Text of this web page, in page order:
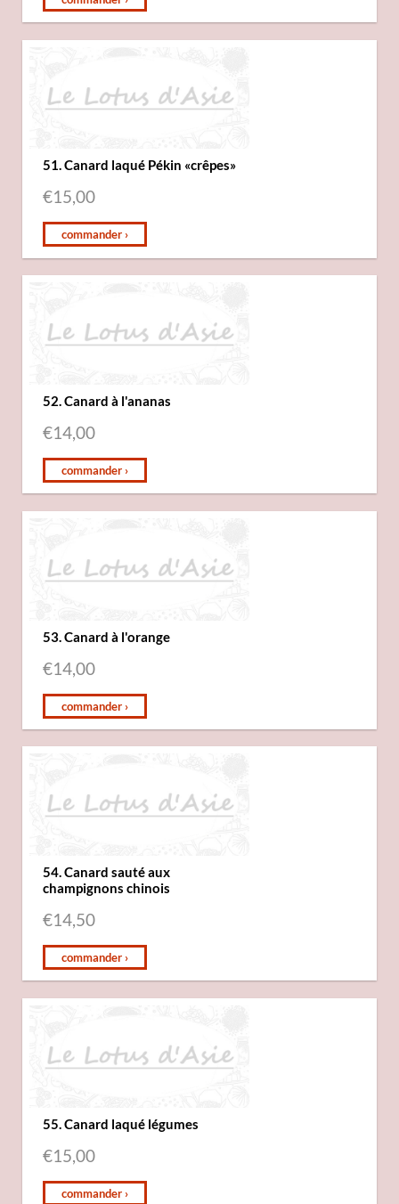
51. Canard laqué Pékin «crêpes»
€15,00
commander ›
52. Canard à l'ananas
€14,00
commander ›
53. Canard à l'orange
€14,00
commander ›
54. Canard sauté aux
champignons chinois
€14,50
commander ›
55. Canard laqué légumes
€15,00
commander ›